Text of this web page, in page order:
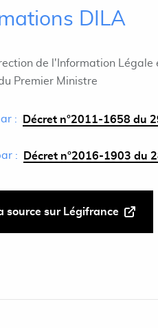
DILA
de l'Information
Premier Ministre
: Décret n°2011-1658 du
: Décret n°2016-1903 du
source sur Légifrance